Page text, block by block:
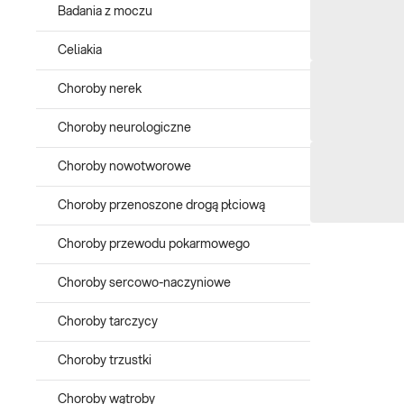
Badania z moczu
Celiakia
Choroby nerek
Choroby neurologiczne
Choroby nowotworowe
Choroby przenoszone drogą płciową
Choroby przewodu pokarmowego
Choroby sercowo-naczyniowe
Choroby tarczycy
Choroby trzustki
Choroby wątroby